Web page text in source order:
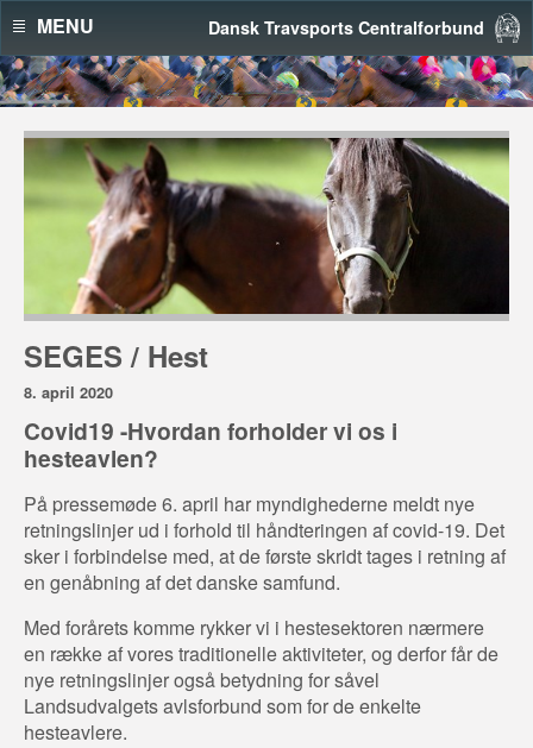
Dansk Travsports Centralforbund
MENU
SEGES / Hest
8. april 2020
Covid19 -Hvordan forholder vi os i
hesteavlen?
På pressemøde 6. april har myndighederne meldt nye
retningslinjer ud i forhold til håndteringen af covid-19. Det
sker i forbindelse med, at de første skridt tages i retning af
en genåbning af det danske samfund.
Med forårets komme rykker vi i hestesektoren nærmere
en række af vores traditionelle aktiviteter, og derfor får de
nye retningslinjer også betydning for såvel
Landsudvalgets avlsforbund som for de enkelte
hesteavlere.